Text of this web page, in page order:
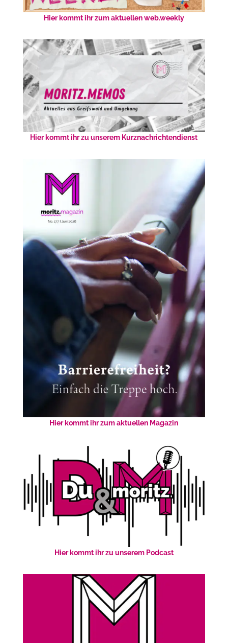
Hier kommt ihr zum aktuellen web.weekly
Hier kommt ihr zu unserem Kurznachrichtendienst
Hier kommt ihr zum aktuellen Magazin
Hier kommt ihr zu unserem Podcast